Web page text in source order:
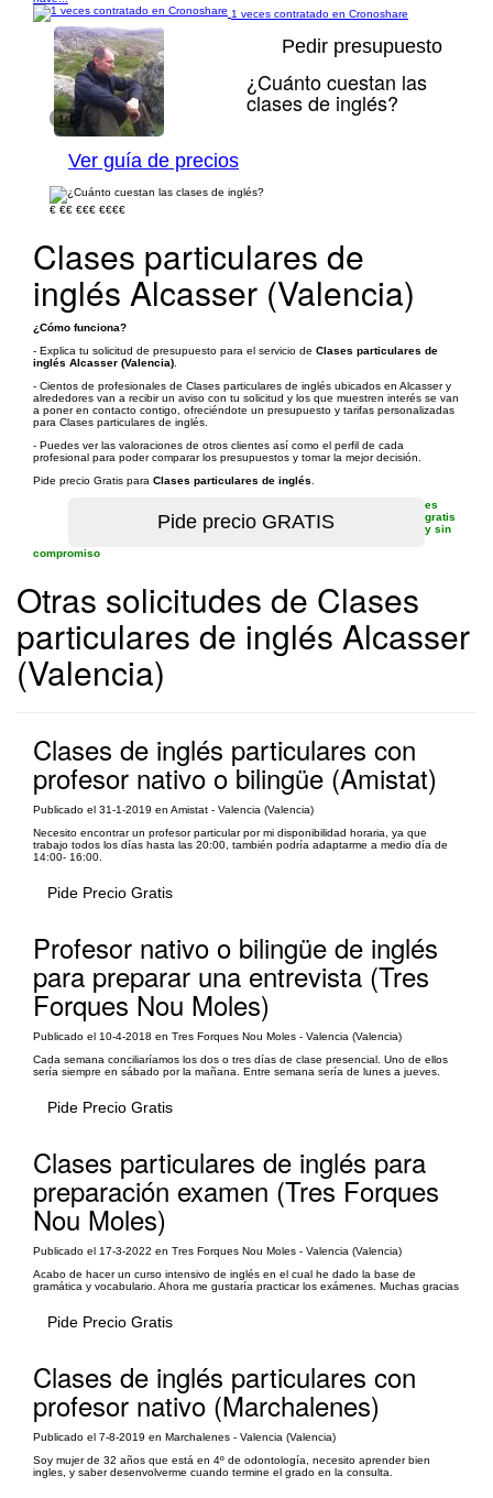
1 veces contratado en Cronoshare
1/1
Pedir presupuesto
¿Cuánto cuestan las
clases de inglés?
Ver guía de precios
€ €€ €€€ €€€€
Clases particulares de
inglés Alcasser (Valencia)
¿Cómo funciona?
- Explica tu solicitud de presupuesto para el servicio de Clases particulares de
inglés Alcasser (Valencia)
- Cientos de profesionales de Clases particulares de inglés ubicados en Alcasser y
alrededores van a recibir un aviso con tu solicitud y los que muestren interés se van
a poner en contacto contigo, ofreciéndote un presupuesto y tarifas personalizadas
para Clases particulares de inglés.
- Puedes ver las valoraciones de otros clientes así como el perfil de cada
profesional para poder comparar los presupuestos y tomar la mejor decisión.
Pide precio Gratis para Clases particulares de inglés
es
gratis
y sin
compromiso
Otras solicitudes de Clases
particulares de inglés Alcasser
(Valencia)
Clases de inglés particulares con
profesor nativo o bilingüe (Amistat)
Publicado el 31-1-2019 en Amistat - Valencia (Valencia)
Necesito encontrar un profesor particular por mi disponibilidad horaria, ya que
trabajo todos los días hasta las 20:00, también podría adaptarme a medio día de
14:00- 16:00.
Pide Precio Gratis
Profesor nativo o bilingüe de inglés
para preparar una entrevista (Tres
Forques Nou Moles)
Publicado el 10-4-2018 en Tres Forques Nou Moles - Valencia (Valencia)
Cada semana conciliaríamos los dos o tres días de clase presencial. Uno de ellos
sería siempre en sábado por la mañana. Entre semana sería de lunes a jueves.
Pide Precio Gratis
Clases particulares de inglés para
preparación examen (Tres Forques
Nou Moles)
Publicado el 17-3-2022 en Tres Forques Nou Moles - Valencia (Valencia)
Acabo de hacer un curso intensivo de inglés en el cual he dado la base de
gramática y vocabulario. Ahora me gustaría practicar los exámenes. Muchas gracias
Pide Precio Gratis
Clases de inglés particulares con
profesor nativo (Marchalenes)
Publicado el 7-8-2019 en Marchalenes - Valencia (Valencia)
Soy mujer de 32 años que está en 4º de odontología, necesito aprender bien
ingles, y saber desenvolverme cuando termine el grado en la consulta.